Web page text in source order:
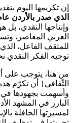
إن تكريمها اليوم
الذي صدر بالأردن عام
وإنتاجها النقدي، بل
العربي المعاصر،
للمثقف الفاعل،
توجيه الفكر النقدي
من هنا، يتوجب على
الثّقافي{ أن تكرّم
وأسهمت بجهودها في
البارز في المشهد
لمسيرتها الحافلة